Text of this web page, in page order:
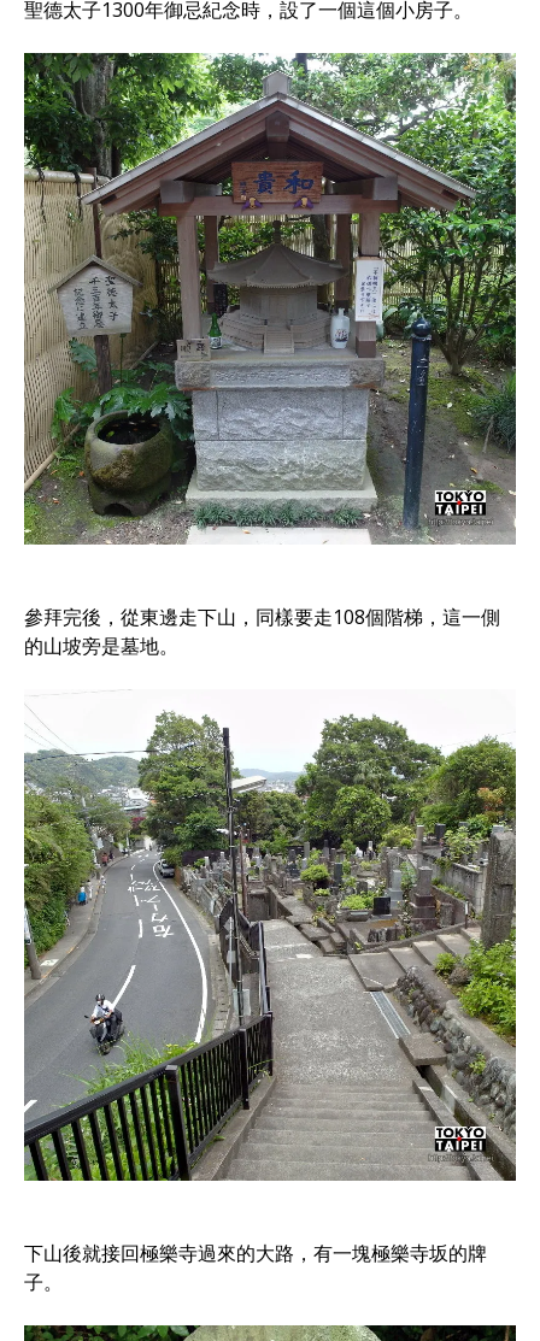
聖德太子1300年御忌紀念時，設了一個這個小房子。
參拜完後，從東邊走下山，同樣要走108個階梯，這一側
的山坡旁是墓地。
下山後就接回極樂寺過來的大路，有一塊極樂寺坂的牌
子。